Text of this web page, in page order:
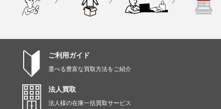
ご利用ガイド
選べる豊富な買取方法をご紹介
法人買取
法人様の在庫一括買取サービス